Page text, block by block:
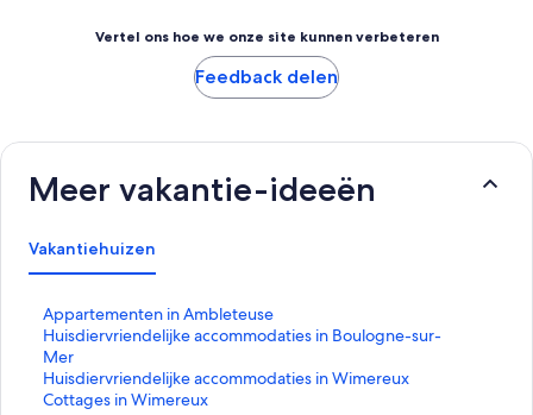
Vertel ons hoe we onze site kunnen verbeteren
Feedback delen
Meer vakantie-ideeën
Vakantiehuizen
Appartementen in Ambleteuse
L
i
n
k
o
Huisdiervriendelijke accommodaties in Boulogne-sur-
Mer
L
i
n
k
Huisdiervriendelijke accommodaties in Wimereux
L
iCottages in Wimereux
L